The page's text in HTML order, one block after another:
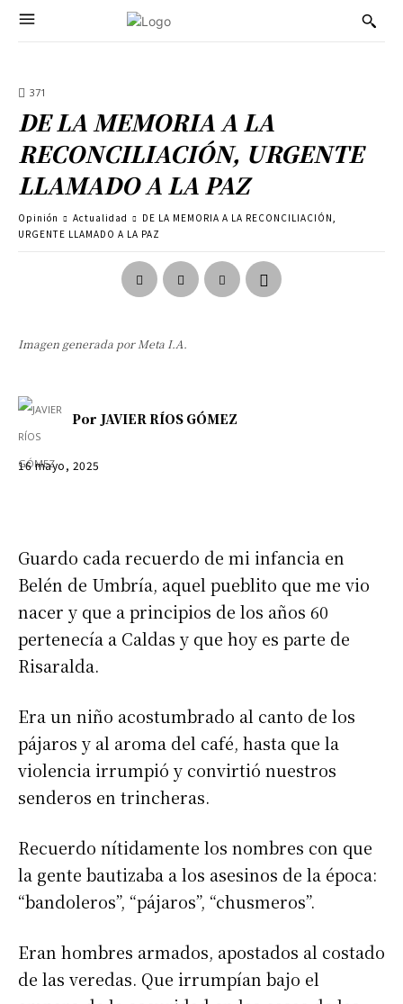
371
DE LA MEMORIA A LA
RECONCILIACIÓN, URGENTE
LLAMADO A LA PAZ
Opinión Actualidad
DE LA MEMORIA A LA RECONCILIACIÓN,
URGENTE LLAMADO A LA PAZ
Imagen generada por Meta I.A.
Por JAVIER RÍOS GÓMEZ
16 mayo, 2025
Guardo cada recuerdo de mi infancia en
Belén de Umbría, aquel pueblito que me vio
nacer y que a principios de los años 60
pertenecía a Caldas y que hoy es parte de
Risaralda.
Era un niño acostumbrado al canto de los
pájaros y al aroma del café, hasta que la
violencia irrumpió y convirtió nuestros
senderos en trincheras.
Recuerdo nítidamente los nombres con que
la gente bautizaba a los asesinos de la época:
“bandoleros”, “pájaros”, “chusmeros”.
Eran hombres armados, apostados al costado
de las veredas. Que irrumpían bajo el